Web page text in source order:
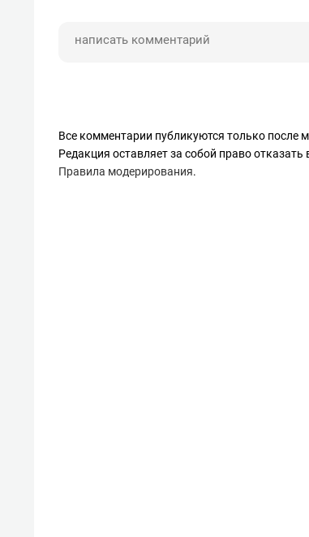
Все комментарии публикуются только после
Редакция оставляет за собой право
Правила модерирования.